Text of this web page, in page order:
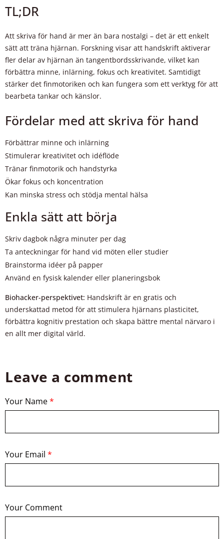
TL;DR
Att skriva för hand är mer än bara nostalgi – det är ett enkelt
sätt att träna hjärnan. Forskning visar att handskrift aktiverar
fler delar av hjärnan än tangentbordsskrivande, vilket kan
förbättra minne, inlärning, fokus och kreativitet. Samtidigt
stärker det finmotoriken och kan fungera som ett verktyg för att
bearbeta tankar och känslor.
Fördelar med att skriva för hand
Förbättrar minne och inlärning
Stimulerar kreativitet och idéflöde
Tränar finmotorik och handstyrka
Ökar fokus och koncentration
Kan minska stress och stödja mental hälsa
Enkla sätt att börja
Skriv dagbok några minuter per dag
Ta anteckningar för hand vid möten eller studier
Brainstorma idéer på papper
Använd en fysisk kalender eller planeringsbok
Biohacker-perspektivet: Handskrift är en gratis och
underskattad metod för att stimulera hjärnans plasticitet,
förbättra kognitiv prestation och skapa bättre mental närvaro i
en allt mer digital värld.
Leave a comment
Your Name*
Your Email *
Your Comment